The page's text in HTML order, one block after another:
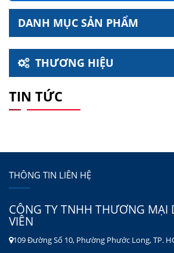
DANH MỤC SẢN PHẨM
THƯƠNG HIỆU
TIN TỨC
THÔNG TIN LIÊN HỆ
CÔNG TY TNHH THƯƠNG MẠI
VIÊN
109 Đường Số 10, Phường Phước Long, TP.